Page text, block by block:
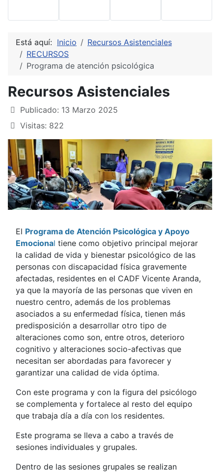
Está aquí: Inicio
Recursos Asistenciales
RECURSOS
Programa de atención psicológica
Recursos Asistenciales
Detalles
Publicado: 13 Marzo 2025
Visitas: 822
El Programa de Atención Psicológica y Apoyo
Emocional tiene como objetivo principal mejorar
la calidad de vida y bienestar psicológico de las
personas con discapacidad física gravemente
afectadas, residentes en el CADF Vicente Aranda,
ya que la mayoría de las personas que viven en
nuestro centro, además de los problemas
asociados a su enfermedad física, tienen más
predisposición a desarrollar otro tipo de
alteraciones como son, entre otros, deterioro
cognitivo y alteraciones socio-afectivas que
necesitan ser abordadas para favorecer y
garantizar una calidad de vida óptima.
Con este programa y con la figura del psicólogo
se complementa y fortalece al resto del equipo
que trabaja día a día con los residentes.
Este programa se lleva a cabo a través de
sesiones individuales y grupales.
Dentro de las sesiones grupales se realizan